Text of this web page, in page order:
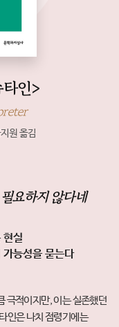
인>
원 옮김
요하지 않다네
현실
능성을 묻는다
극적이지만, 이는 실존했던
인은 나치 점령기에는